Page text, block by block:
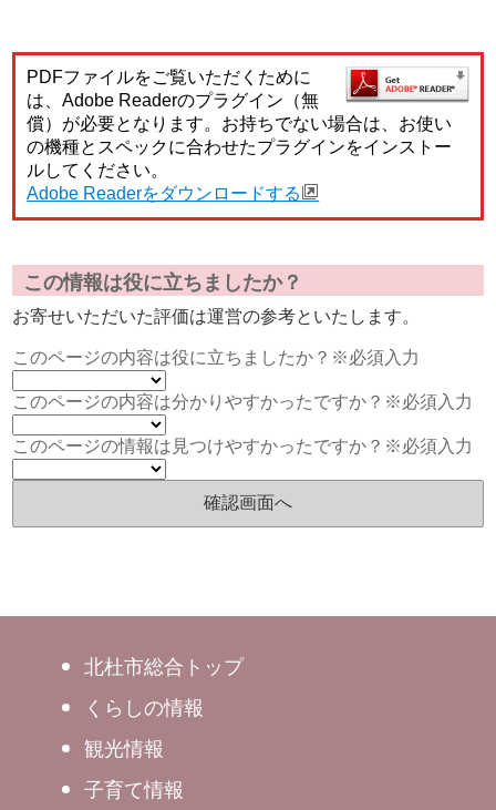
PDFファイルをご覧いただくために
は、Adobe Readerのプラグイン（無
償）が必要となります。お持ちでない場合は、お使い
の機種とスペックに合わせたプラグインをインストー
ルしてください。
Adobe Readerをダウンロードする
この情報は役に立ちましたか？
お寄せいただいた評価は運営の参考といたします。
このページの内容は役に立ちましたか？ ※必須入力
このページの内容は分かりやすかったですか？ ※必須入力
このページの情報は見つけやすかったですか？ ※必須入力
北杜市総合トップ
くらしの情報
観光情報
子育て情報